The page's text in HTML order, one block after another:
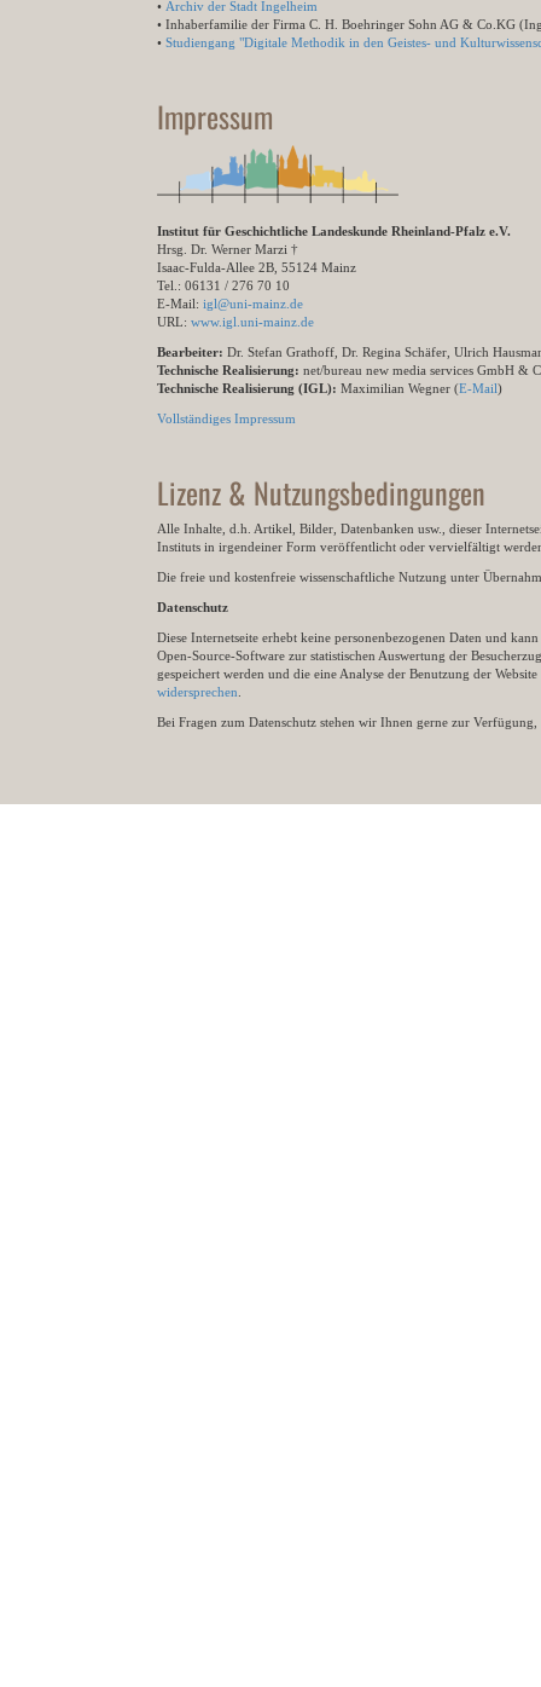
• Archiv der Stadt Ingelheim
• Inhaberfamilie der Firma C. H. Boehringer Sohn AG & Co.KG
• Studiengang "Digitale Methodik in den Geistes- und
Impressum
Institut für Geschichtliche Landeskunde Rheinland-Pfalz e.V.
Hrsg. Dr. Werner Marzi †
Isaac-Fulda-Allee 2B, 55124 Mainz
Tel.: 06131 / 276 70 10
E-Mail: igl@uni-mainz.de
URL: www.igl.uni-mainz.de
Bearbeiter: Dr. Stefan Grathoff, Dr. Regina Schäfer, Ulrich
Technische Realisierung: net/bureau new media services GmbH &
Technische Realisierung (IGL): Maximilian Wegner (E-Mail)
Vollständiges Impressum
Lizenz & Nutzungsbedingungen
Alle Inhalte, d.h. Artikel, Bilder, Datenbanken usw., dieser
Instituts in irgendeiner Form veröffentlicht oder vervielfältigt
Die freie und kostenfreie wissenschaftliche Nutzung unter
Datenschutz
Diese Internetseite erhebt keine personenbezogenen Daten und
Open-Source-Software zur statistischen Auswertung der
gespeichert werden und die eine Analyse der Benutzung der
widersprechen
Bei Fragen zum Datenschutz stehen wir Ihnen gerne zur